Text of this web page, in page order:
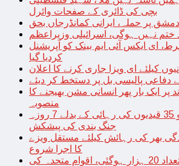
بچی کی ڈائری کے صفحات وائرل
دمشق پر حملہ، ایرانی کمانڈرجاں بحق
نہیں ہوگی، اسرائیلی وزیراعظم
ای ایکس آئی ایم بینک کو آپریشنل
کردیا گیا
کیلئے ای ویزا جاری کرنے کا اعلان
دفاعی پالیسی بل پر دستخط کر دیئے
2030 تک چاند پر ایک بار پھر انسانی مشن بھیجنے کا
منصوبہ
اسرائیل کی حماس کو 35 قیدیوں کی رہائی کے بدلے 7 روزہ
جنگ بندی کی پیشکش
بھر کی رہائش کیلئے مستقل ویزے
کا اجرا شروع
غزہ؛ شہدا کی تعداد 20 ہزار ہوگئی، اقوام متحدہ کی